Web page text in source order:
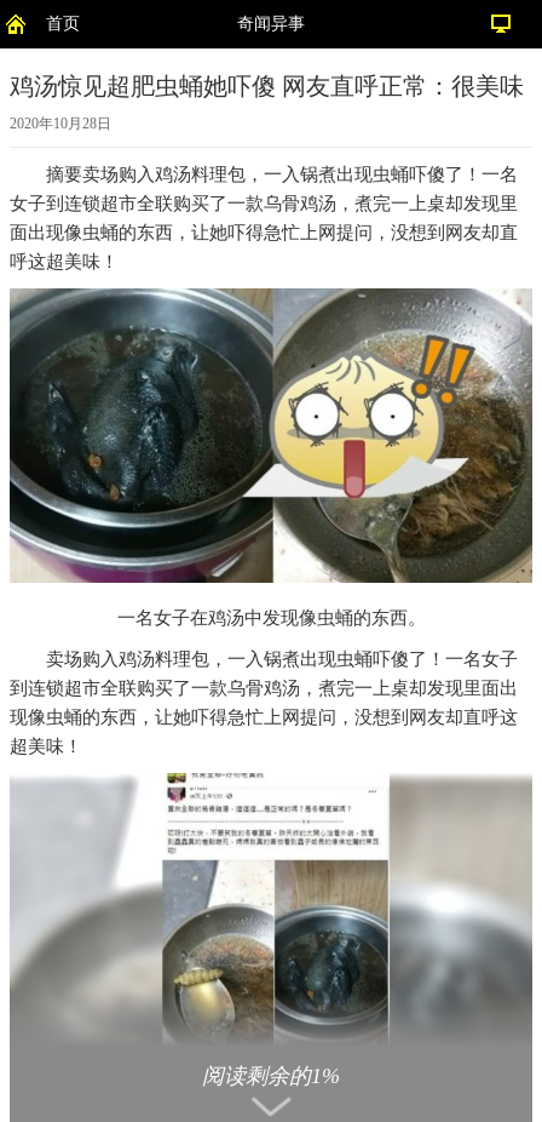
首页 奇闻异事
鸡汤惊见超肥虫蛹她吓傻 网友直呼正常：很美味
2020年10月28日
摘要卖场购入鸡汤料理包，一入锅煮出现虫蛹吓傻了！一名
女子到连锁超市全联购买了一款乌骨鸡汤，煮完一上桌却发现里
面出现像虫蛹的东西，让她吓得急忙上网提问，没想到网友却直
呼这超美味！
一名女子在鸡汤中发现像虫蛹的东西。
卖场购入鸡汤料理包，一入锅煮出现虫蛹吓傻了！一名女子
到连锁超市全联购买了一款乌骨鸡汤，煮完一上桌却发现里面出
现像虫蛹的东西，让她吓得急忙上网提问，没想到网友却直呼这
超美味！
一名女子在鸡汤中发现像虫蛹的东西，吓得急忙在网上发问。
阅读剩余的1%